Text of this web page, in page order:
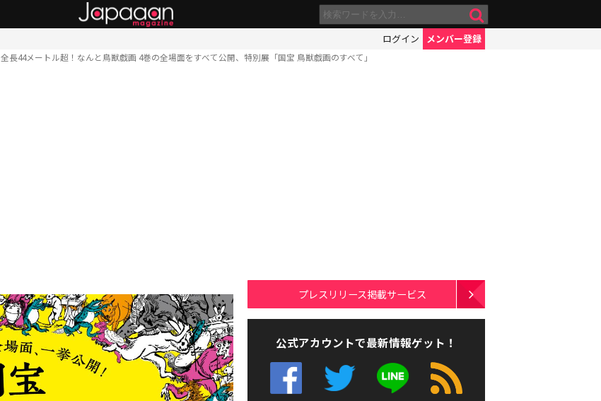
ログイン メンバー登録
全長44メートル超！なんと鳥獣戯画 4巻の全場面をすべて公開、特別展「国宝 鳥獣戯画のすべて」
プレスリリース掲載サービス
公式アカウントで最新情報ゲット！